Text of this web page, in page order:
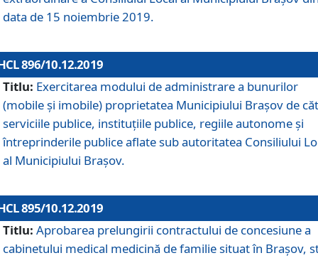
data de 15 noiembrie 2019.
896/10.12.2019
Titlu: Exercitarea modului de administrare a bunurilor
(mobile și imobile) proprietatea Municipiului Brașov de
serviciile publice, instituțiile publice, regiile autonome și
întreprinderile publice aflate sub autoritatea Consiliului
al Municipiului Brașov.
895/10.12.2019
Titlu: Aprobarea prelungirii contractului de concesiune a
cabinetului medical medicină de familie situat în Braşov,